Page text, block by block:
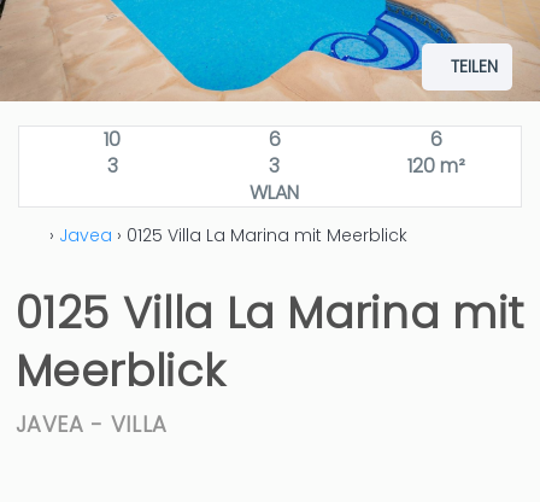
TEILEN
10 6
6
3
3
120 m²
WLAN
› Javea › 0125 Villa La Marina mit Meerblick
0125 Villa La Marina mit
Meerblick
JAVEA - VILLA